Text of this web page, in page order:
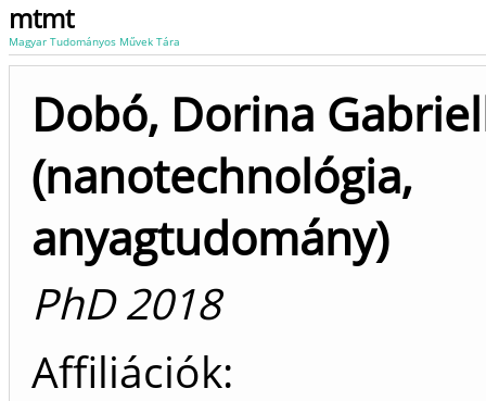
mtmt
Magyar Tudományos Művek Tára
Dobó, Dorina
(nanotechnológia,
anyagtudomány)
PhD 2018
Affiliációk